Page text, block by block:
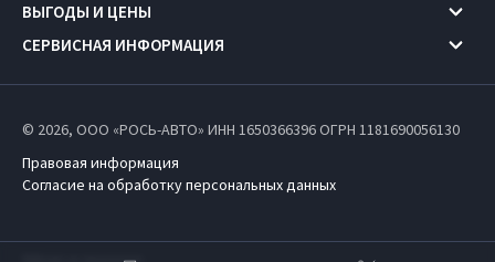
ВЫГОДЫ И ЦЕНЫ
СЕРВИСНАЯ ИНФОРМАЦИЯ
© 2026, ООО «РОСЬ-АВТО» ИНН 1650366396ОГРН 1181690056130
Правовая информация
Согласие на обработку персональных данных
Работает на технологиях